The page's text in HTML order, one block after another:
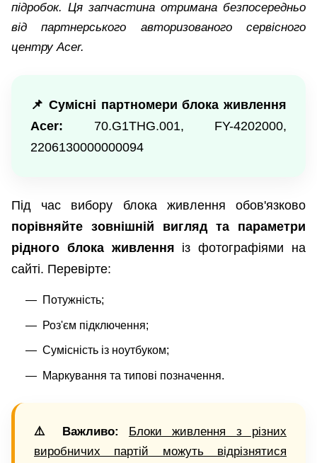
підробок. Ця запчастина отримана безпосередньо
від партнерського авторизованого сервісного
центру Acer.
📌 Сумісні партномери блока живлення
Acer: 70.G1THG.001, FY-4202000,
2206130000000094
Під час вибору блока живлення обов'язково
порівняйте зовнішній вигляд та параметри
рідного блока живлення із фотографіями на
сайті. Перевірте:
Потужність;
Роз'єм підключення;
Сумісність із ноутбуком;
Маркування та типові позначення.
⚠️ Важливо:
Блоки живлення з різних
виробничих партій можуть відрізнятися